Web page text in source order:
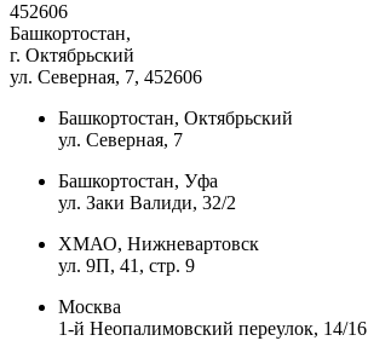
452606
Башкортостан,
г. Октябрьский
ул. Северная, 7, 452606
Башкортостан, Октябрьский
ул. Северная, 7
Башкортостан, Уфа
ул. Заки Валиди, 32/2
ХМАО, Нижневартовск
ул. 9П, 41, стр. 9
Москва
1-й Неопалимовский переулок, 14/16